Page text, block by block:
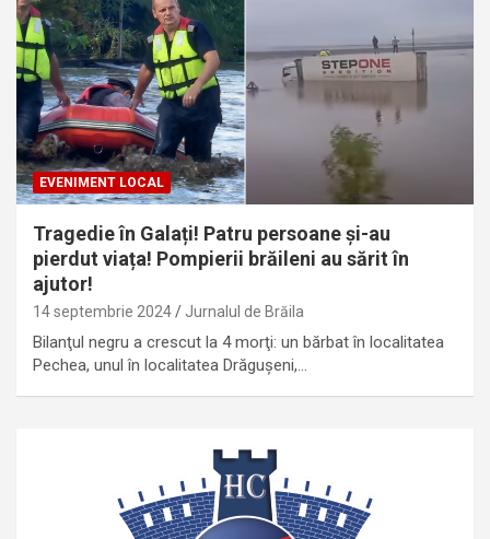
EVENIMENT LOCAL
Tragedie în Galați! Patru persoane și-au
pierdut viața! Pompierii brăileni au sărit în
ajutor!
14 septembrie 2024 Jurnalul de Brăila
Bilanţul negru a crescut la 4 morţi: un bărbat în localitatea
Pechea, unul în localitatea Drăgușeni,…